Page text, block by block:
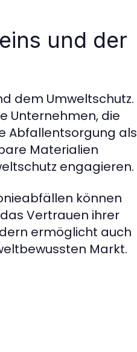
und der
dem Umweltschutz.
Unternehmen, die
Abfallentsorgung als
Materialien
engagieren.
können
Vertrauen ihrer
ermöglicht auch
Markt.